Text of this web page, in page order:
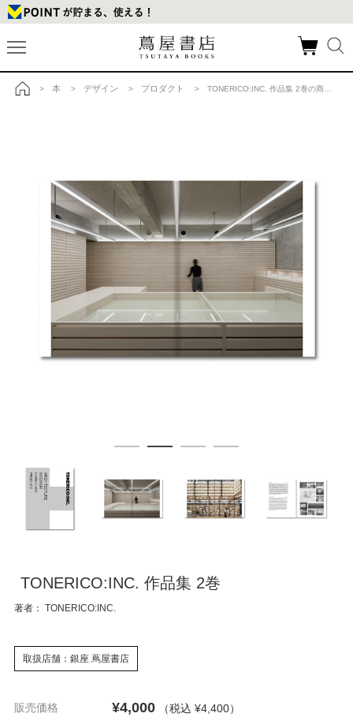
> 本 > デザイン > プロダクト > TONERICO:INC. 作品集 2巻の商品詳細
TONERICO:INC. 作品集 2巻
著者： TONERICO:INC.
取扱店舗：銀座 蔦屋書店
販売価格 ¥4,000 （税込 ¥4,400）